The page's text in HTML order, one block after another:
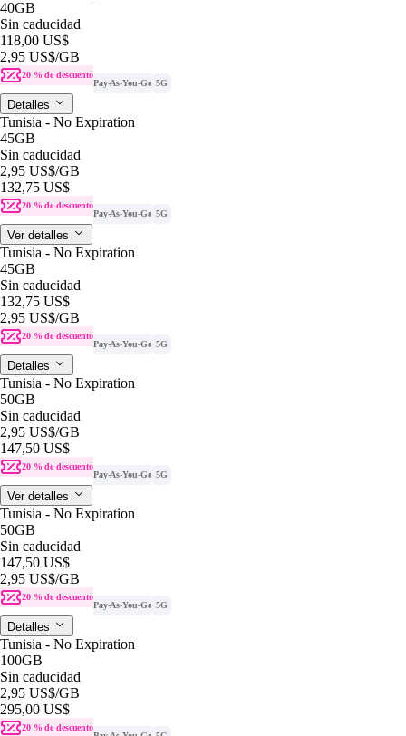
40GB
Sin caducidad
118,00 US$
2,95 US$/GB
20 % de descuento
Pay-As-You-Go 5G
Detalles
Tunisia - No Expiration
45GB
Sin caducidad
2,95 US$/GB
132,75 US$
20 % de descuento
Pay-As-You-Go 5G
Ver detalles
Tunisia - No Expiration
45GB
Sin caducidad
132,75 US$
2,95 US$/GB
20 % de descuento
Pay-As-You-Go 5G
Detalles
Tunisia - No Expiration
50GB
Sin caducidad
2,95 US$/GB
147,50 US$
20 % de descuento
Pay-As-You-Go 5G
Ver detalles
Tunisia - No Expiration
50GB
Sin caducidad
147,50 US$
2,95 US$/GB
20 % de descuento
Pay-As-You-Go 5G
Detalles
Tunisia - No Expiration
100GB
Sin caducidad
2,95 US$/GB
295,00 US$
20 % de descuento